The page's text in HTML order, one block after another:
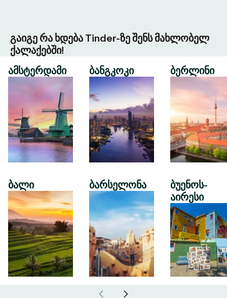
გაიგე რა ხდება Tinder-ზე შენს მახლობელ
ქალაქებში!
ამსტერდამი
ბალი
ბანგკოკი
ბარსელონა
ბერლინი
ბუენოს-
აირესი